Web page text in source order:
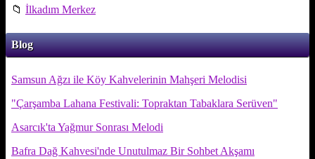
📁 İlkadım Merkez
Blog
Samsun Ağzı ile Köy Kahvelerinin Mahşeri Melodisi
"Çarşamba Lahana Festivali: Topraktan Tabaklara Serüven"
Asarcık'ta Yağmur Sonrası Melodi
Bafra Dağ Kahvesi'nde Unutulmaz Bir Sohbet Akşamı